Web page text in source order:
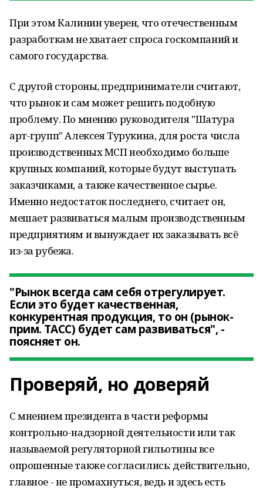
При этом Калинин уверен, что отечественным
разработкам не хватает спроса госкомпаний и
самого государства.
С другой стороны, предприниматели считают,
что рынок и сам может решить подобную
проблему. По мнению руководителя "Шатура
арт-групп" Алексея Турукина, для роста числа
производственных МСП необходимо больше
крупных компаний, которые будут выступать
заказчиками, а также качественное сырье.
Именно недостаток последнего, считает он,
мешает развиваться малым производственным
предприятиям и вынуждает их заказывать всё
из-за рубежа.
"Рынок всегда сам себя отрегулирует.
Если это будет качественная,
конкурентная продукция, то он (рынок-
прим. ТАСС) будет сам развиваться", -
поясняет он.
Проверяй, но доверяй
С мнением президента в части реформы
контрольно-надзорной деятельности или так
называемой регуляторной гильотины все
опрошенные также согласились: действительно,
главное - не промахнуться, ведь и здесь есть